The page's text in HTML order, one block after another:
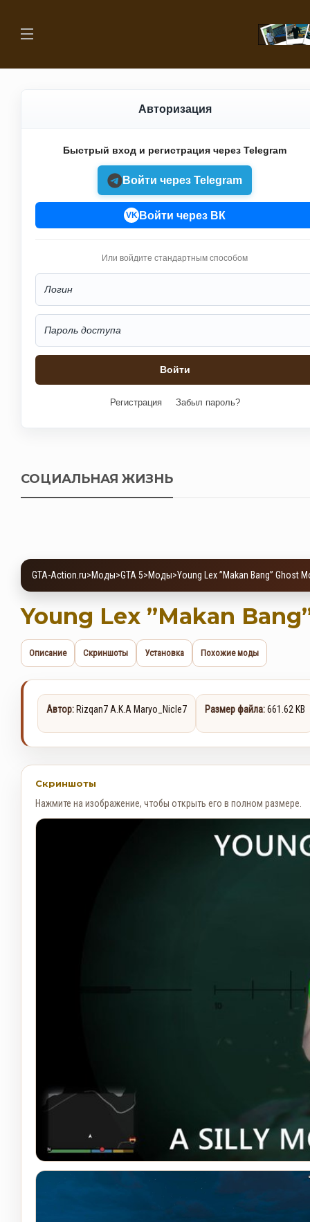
Авторизация
Быстрый вход и регистрация через Telegram
Войти через Telegram
VK Войти через ВК
Или войдите стандартным способом
Регистрация Забыл пароль?
СОЦИАЛЬНАЯ ЖИЗНЬ
GTA-Action.ru>Моды>GTA 5>Моды>Young Lex ”Makan Bang” Ghost
Young Lex ”Makan
Описание Скриншоты Установка Похожие моды
Автор: Rizqan7 A.K.A Maryo_Nicle7 Размер файла:661.62 KB
Скриншоты
Нажмите на изображение, чтобы открыть его в полном размере.